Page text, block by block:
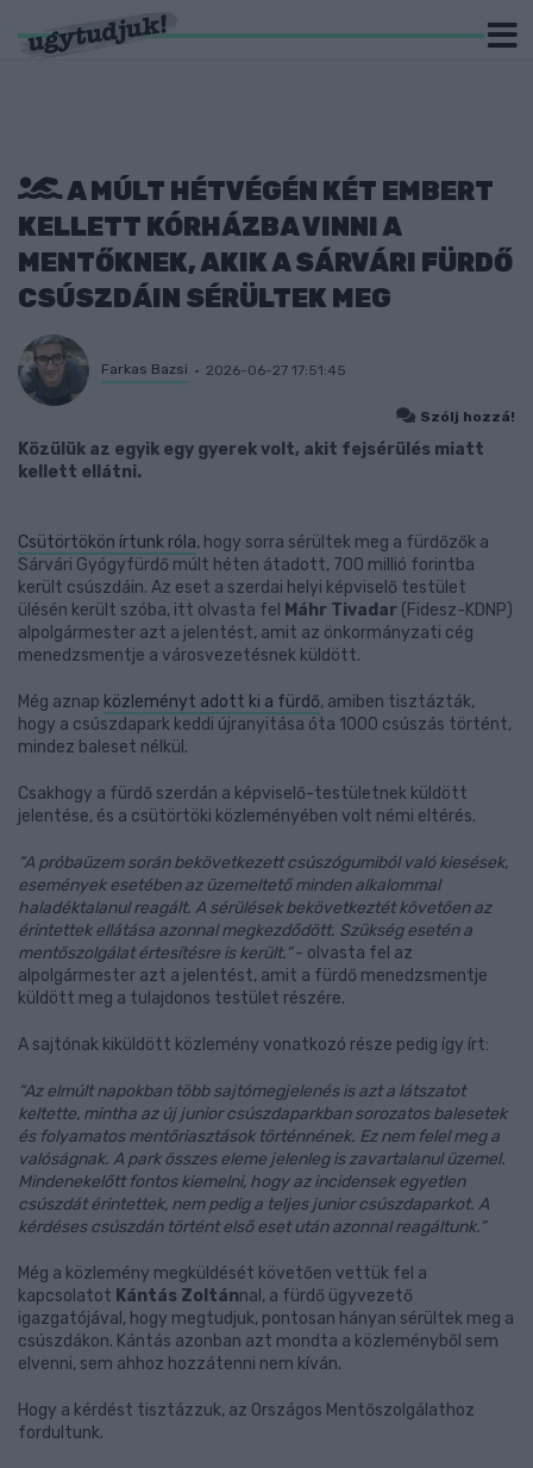
A MÚLT HÉTVÉGÉN KÉT EMBERT
KELLETT KÓRHÁZBA VINNI A
MENTŐKNEK, AKIK A SÁRVÁRI FÜRDŐ
CSÚSZDÁIN SÉRÜLTEK MEG
Farkas Bazsi 2026-06-27 17:51:45
Szólj hozzá!
Közülük az egyik egy gyerek volt, akit fejsérülés miatt
kellett ellátni.
Csütörtökön írtunk róla, hogy sorra sérültek meg a fürdőzők a
Sárvári Gyógyfürdő múlt héten átadott, 700 millió forintba
került csúszdáin. Az eset a szerdai helyi képviselő testület
ülésén került szóba, itt olvasta fel Máhr Tivadar (Fidesz-KDNP)
alpolgármester azt a jelentést, amit az önkormányzati cég
menedzsmentje a városvezetésnek küldött.
Még aznap közleményt adott ki a fürdő, amiben tisztázták,
hogy a csúszdapark keddi újranyitása óta 1000 csúszás történt,
mindez baleset nélkül.
Csakhogy a fürdő szerdán a képviselő-testületnek küldött
jelentése, és a csütörtöki közleményében volt némi eltérés.
“A próbaüzem során bekövetkezett csúszógumiból való kiesések,
események esetében az üzemeltető minden alkalommal
haladéktalanul reagált. A sérülések bekövetkeztét követően az
érintettek ellátása azonnal megkezdődött. Szükség esetén a
mentőszolgálat értesítésre is került.”- olvasta fel az
alpolgármester azt a jelentést, amit a fürdő menedzsmentje
küldött meg a tulajdonos testület részére.
A sajtónak kiküldött közlemény vonatkozó része pedig így írt:
“Az elmúlt napokban több sajtómegjelenés is azt a látszatot
keltette, mintha az új junior csúszdaparkban sorozatos balesetek
és folyamatos mentőriasztások történnének. Ez nem felel meg a
valóságnak. A park összes eleme jelenleg is zavartalanul üzemel.
Mindenekelőtt fontos kiemelni, hogy az incidensek egyetlen
csúszdát érintettek, nem pedig a teljes junior csúszdaparkot. A
kérdéses csúszdán történt első eset után azonnal reagáltunk.”
Még a közlemény megküldését követően vettük fel a
kapcsolatot Kántás Zoltánnal, a fürdő ügyvezető
igazgatójával, hogy megtudjuk, pontosan hányan sérültek meg a
csúszdákon. Kántás azonban azt mondta a közleményből sem
elvenni, sem ahhoz hozzátenni nem kíván.
Hogy a kérdést tisztázzuk, az Országos Mentőszolgálathoz
fordultunk.